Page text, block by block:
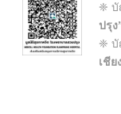
❈
ปรุง
❈ บั
เชีย